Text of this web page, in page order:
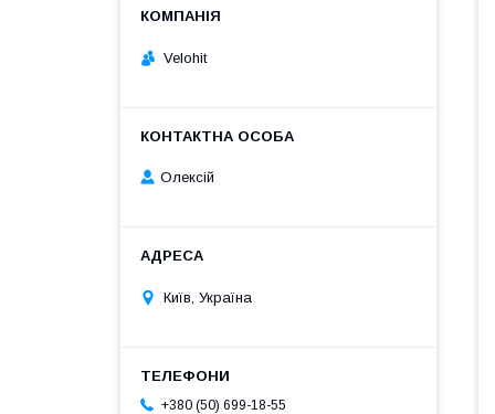
Velohit
Олексій
Київ, Україна
+380 (50) 699-18-55